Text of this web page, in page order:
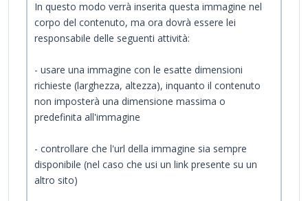
In questo modo verrà inserita questa immagine nel
corpo del contenuto, ma ora dovrà essere lei
responsabile delle seguenti attività:
- usare una immagine con le esatte dimensioni
richieste (larghezza, altezza), inquanto il contenuto
non imposterà una dimensione massima o
predefinita all'immagine
- controllare che l'url della immagine sia sempre
disponibile (nel caso che usi un link presente su un
altro sito)